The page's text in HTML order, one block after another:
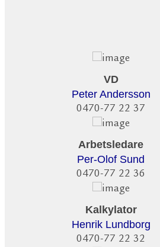
VD
Peter Andersson
0470-77 22 37
Arbetsledare
Per-Olof Sund
0470-77 22 36
Kalkylator
Henrik Lundborg
0470-77 22 32